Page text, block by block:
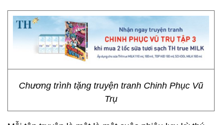
Chương trình tặng truyện tranh Chinh Phục Vũ
Trụ